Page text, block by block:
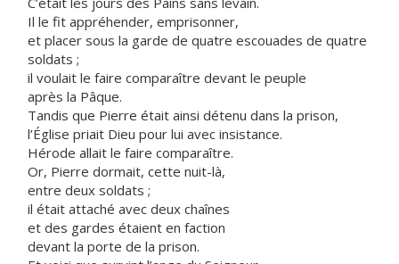
Il le fit appréhender, emprisonner,
et placer sous la garde de quatre escouades de quatre
soldats ;
il voulait le faire comparaître devant le peuple
après la Pâque.
Tandis que Pierre était ainsi détenu dans la prison,
l’Église priait Dieu pour lui avec insistance.
Hérode allait le faire comparaître.
Or, Pierre dormait, cette nuit-là,
entre deux soldats ;
il était attaché avec deux chaînes
et des gardes étaient en faction
devant la porte de la prison.